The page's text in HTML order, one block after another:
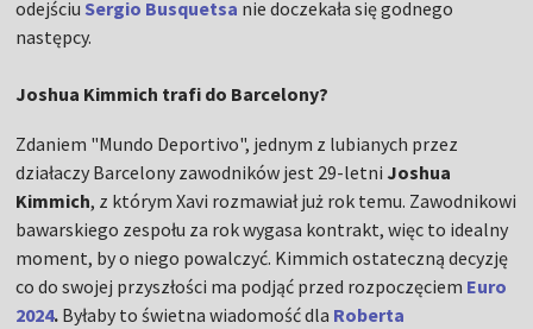
odejściu Sergio Busquetsa nie doczekała się godnego
następcy.
Joshua Kimmich trafi do Barcelony?
Zdaniem "Mundo Deportivo", jednym z lubianych przez
działaczy Barcelony zawodników jest 29-letni Joshua
Kimmich, z którym Xavi rozmawiał już rok temu. Zawodnikowi
bawarskiego zespołu za rok wygasa kontrakt, więc to idealny
moment, by o niego powalczyć. Kimmich ostateczną decyzję
co do swojej przyszłości ma podjąć przed rozpoczęciem Euro
2024. Byłaby to świetna wiadomość dla Roberta